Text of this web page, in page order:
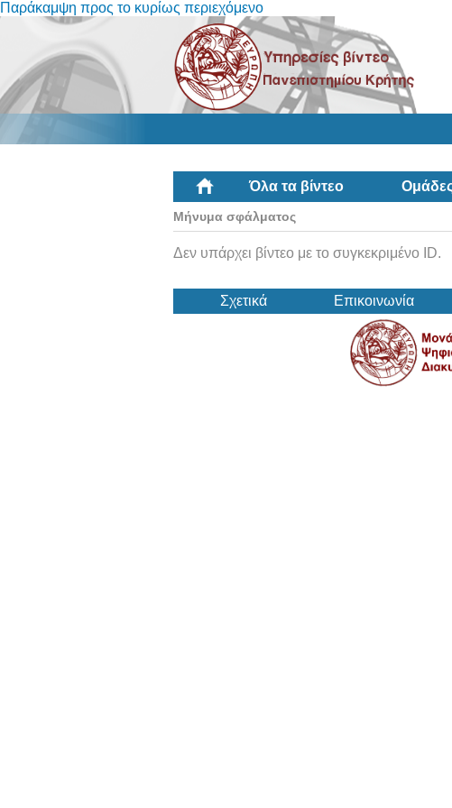
Παράκαμψη προς το κυρίως περιεχόμενο
Όλα τα βίντεο
Μήνυμα σφάλματος
Δεν υπάρχει βίντεο με το συγκεκριμένο ID.
Σχετικά Επικοινωνία